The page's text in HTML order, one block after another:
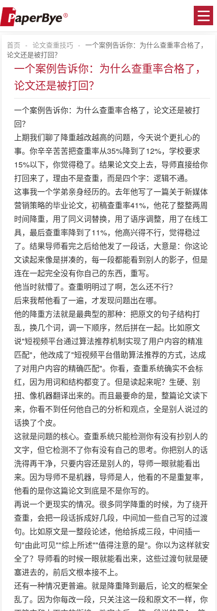
首页 - 论文查重技巧 - 一个案例告诉你：为什么查重率合格了，
论文还是被打回？
一个案例告诉你：为什么查重率合格了，
论文还是被打回？
一个案例告诉你：为什么查重率合格了，论文还是被打
回？
上期我们聊了降重越改越高的问题，今天说个更扎心的
事。你辛辛苦苦把查重率从35%降到了12%，学校要求
15%以下，你觉得稳了。结果论文交上去，导师直接给你
打回来了，理由不是查重，而是四个字：逻辑不通。
这事我一个学弟亲身经历的。去年他写了一篇关于新媒体
营销策略的毕业论文，初稿查重率41%，他花了整整两周
时间降重，用了同义词替换，用了语序调整，用了在线工
具，最后查重率降到了11%，他高兴得不行，觉得稳过
了。结果导师看完之后给他发了一段话，大意是：你这论
文读起来像是拼凑的，每一段都能看到别人的影子，但是
连在一起完全没有你自己的东西，重写。
他当时就懵了。查重明明过了啊，怎么还不行？
后来我帮他看了一遍，才发现问题出在哪。
他的降重方法就是最典型的那种：把原文的句子结构打
乱，换几个词，调一下顺序，然后拼在一起。比如原文
说"短视频平台通过算法推荐机制实现了用户内容的精准
匹配"，他改成了"短视频平台借助算法推荐的方式，达成
了对用户内容的精确匹配"。你看，查重系统确实不会标
红，因为用词和结构都变了。但是读起来呢？生硬、别
扭、像机器翻译出来的。而且最要命的是，整篇论文读下
来，你看不到任何他自己的分析和观点，全是别人说过的
话换了个皮。
这就是问题的核心。查重系统只能检测你有没有抄别人的
文字，但它检测不了你有没有自己的思考。你把别人的话
洗得再干净，只要内容还是别人的，导师一眼就能看出
来。因为导师不是机器，导师是人，他看的不是重复率，
他看的是你这篇论文到底是不是你写的。
再说一个更现实的情况。很多同学降重的时候，为了绕开
查重，会把一段话拆成好几段，中间加一些自己写的过渡
句。比如原文是一整段论述，他给拆成三段，中间插一
句"由此可见""综上所述""值得注意的是"。你以为这样就安
全了？导师看的时候一眼就能看出来，这些过渡句就是硬
塞进去的，前后文根本接不上。
还有一种情况更普遍。就是降重降到最后，论文的框架全
乱了。因为你每改一段，只关注这一段和原文不一样，你